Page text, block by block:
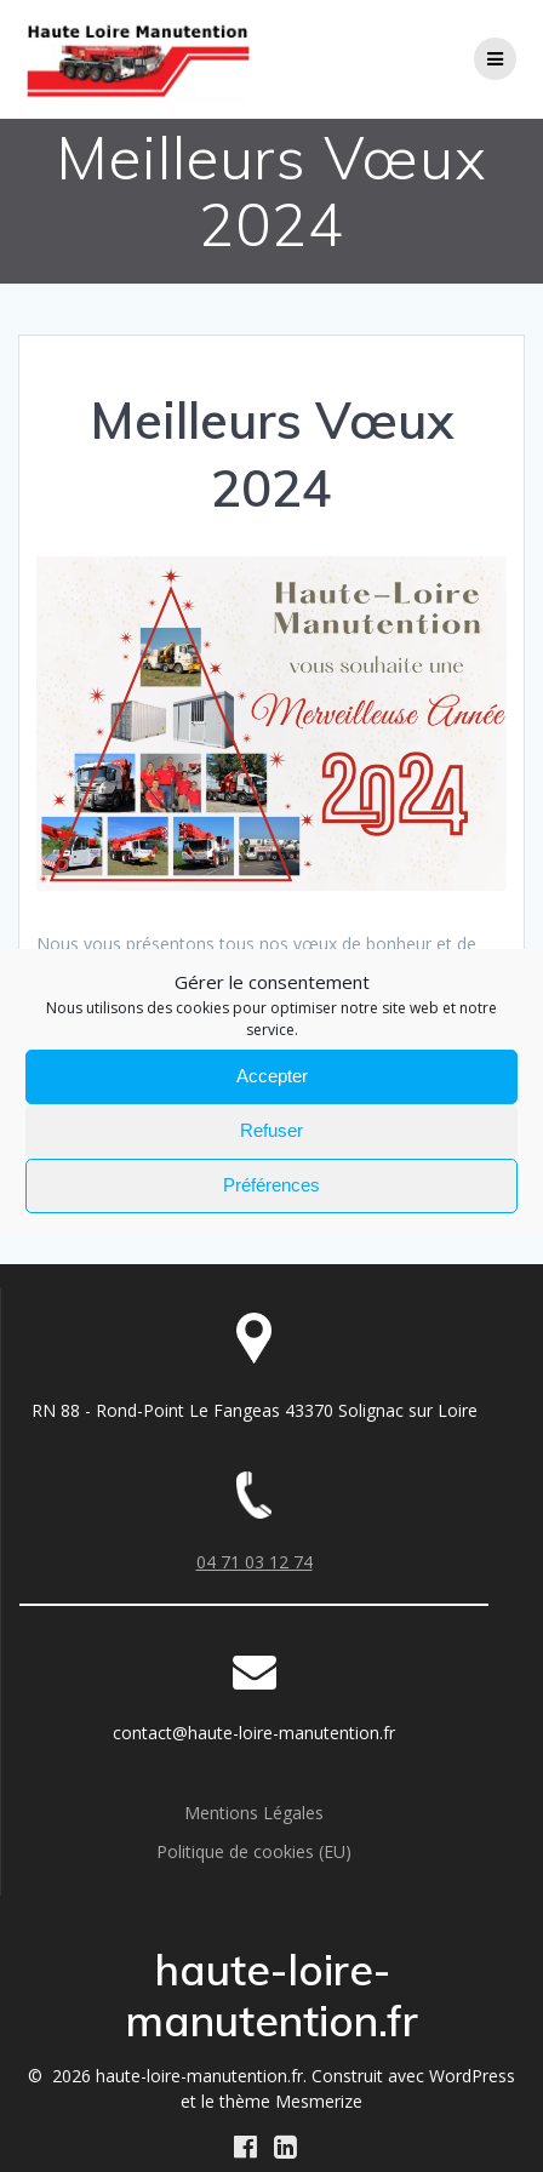
Gérer le consentement
Nous utilisons des cookies pour optimiser notre site web et notre
service.
Accepter
Refuser
Préférences
Meilleurs Vœux
2024
Meilleurs Vœux
2024
Nous vous présentons tous nos vœux de bonheur et de
Navigation
précédent
:
Suivant :Article
:
Statue Saint-
Marcel
RN 88 - Rond-Point Le Fangeas 43370 Solignac sur Loire
04 71 03 12 74
contact@haute-loire-manutention.fr
Mentions Légales
Politique de cookies (EU)
haute-loire-
manutention.fr
© 2026 haute-loire-manutention.fr. Construit avec WordPress
et lethème Mesmerize